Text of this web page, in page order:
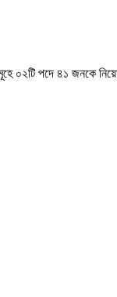
০২টি পদে ৪১ জনকে